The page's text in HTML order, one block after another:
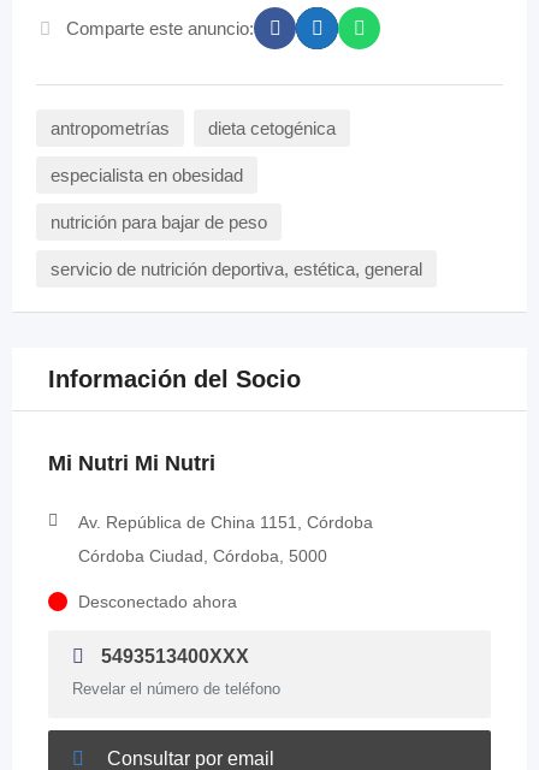
Comparte este anuncio:
antropometrías dieta cetogénica
especialista en obesidad
nutrición para bajar de peso
servicio de nutrición deportiva, estética, general
Información del Socio
Mi Nutri Mi Nutri
Av. República de China 1151, Córdoba
Córdoba Ciudad, Córdoba, 5000
Desconectado ahora
5493513400XXX
Revelar el número de teléfono
Consultar por email